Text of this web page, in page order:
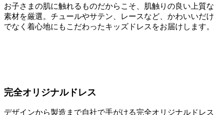
お子さまの肌に触れるものだからこそ、肌触りの良い上質な
素材を厳選。チュールやサテン、レースなど、かわいいだけ
でなく着心地にもこだわったキッズドレスをお届けします。
完全オリジナルドレス
デザインから製造まで自社で手がける完全オリジナルドレス